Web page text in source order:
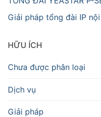
Giải pháp tổng đài IP
HỮU ÍCH
Chưa được phân loại
Dịch vụ
Giải pháp